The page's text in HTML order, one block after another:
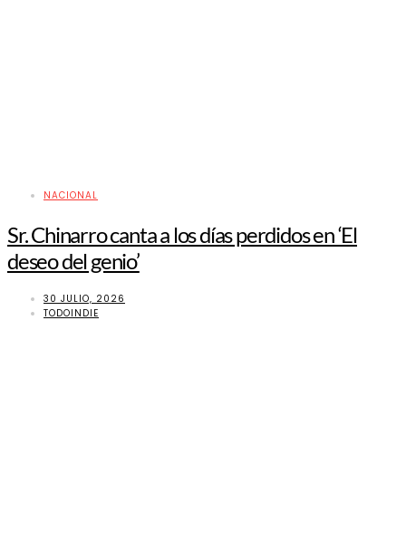
NACIONAL
Sr. Chinarro canta a los días perdidos en ‘El
deseo del genio’
30 JULIO, 2026
TODOINDIE